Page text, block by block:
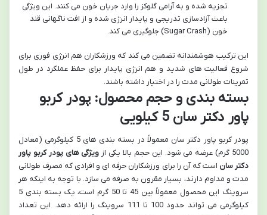
تجزیه شده و به آرامی گلوکز را وارد جریان خون می کنند. این ویژگی
باعث آزادسازی تدریجی و پایدار انرژی شده و از افت ناگهانی قند
خون (Sugar Crash) جلوگیری می کند.
این ترکیب هوشمندانه تضمین می کند که ورزشکاران هم انرژی فوری برای
شروع فعالیت های شدید و هم انرژی پایدار برای حفظ عملکرد در طول
تمرینات طولانی مدت را در اختیار داشته باشند.
بسته بندی و حجم محصول: پودر کربو
پاور دکتر سان 5 کیلویی
پودر کربو پاور دکتر سان معمولاً در بسته بندی های 5 کیلوگرمی (معادل
5000 گرم) عرضه می شود. این حجم بالا یکی از
ویژگی های پودر کربو پاور
دکتر سان است که آن را برای ورزشکاران حرفه ای و افرادی که مصرف طولانی
مدت و مداوم دارند، بسیار مقرون به صرفه می سازد. با توجه به اینکه هر
سروینگ این محصول معمولاً بین 45 تا 50 گرم است، یک بسته بندی 5
کیلوگرمی می تواند حدود 100 تا 111 سروینگ را ارائه دهد. این تعداد